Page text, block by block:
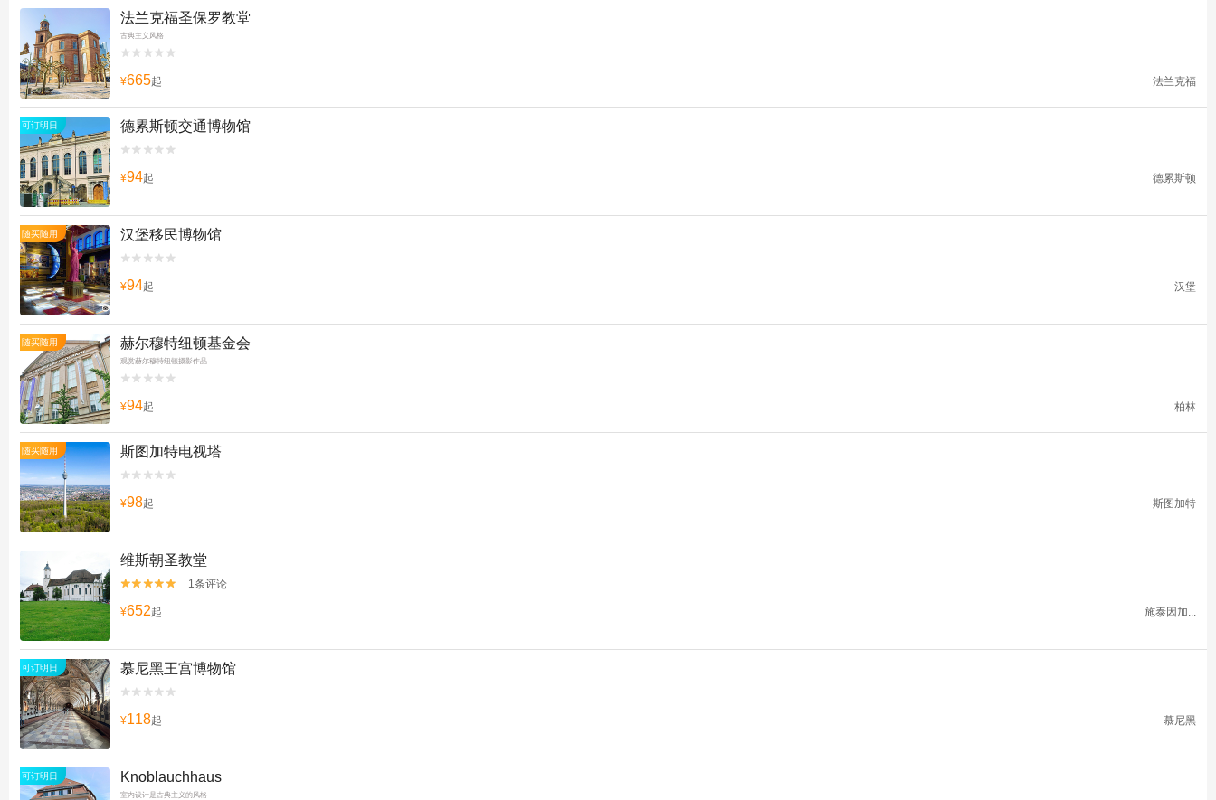
法兰克福圣保罗教堂
古典主义风格


¥665起 法兰克福
可订明日 德累斯顿交通博物馆


¥94起 德累斯顿
随买随用 汉堡移民博物馆


¥94起 汉堡
随买随用 赫尔穆特纽顿基金会
观赏赫尔穆特纽顿摄影作品


¥94起 柏林
随买随用 斯图加特电视塔


¥98起 斯图加特
维斯朝圣教堂

 1条评论
¥652起 施泰因加...
可订明日 慕尼黑王宫博物馆


¥118起 慕尼黑
可订明日 Knoblauchhaus
室内设计是古典主义的风格